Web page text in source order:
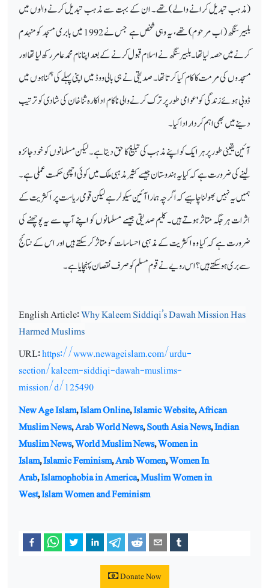
(مذہب تبدیل کرانے والے) تھے۔ ان کے بہت سے مذہب تبدیل کرنے والوں میں
بلبیر سنگھ (اب مرحوم) تھے، یہ وہی شخص ہے جس نے 1992 میں بابری مسجد کو منہدم
کرنے میں حصہ لیا تھا۔ بلبیر سنگھ نے اسلام قبول کرنے کے بعد اپنا نام محمد عامر رکھ لیا تھا اور
مسجدوں کی مرمت کا کام کیا کرتا تھا۔ صدیقی نے ہی بالی ووڈ میں اپنی پہلے کی 'گناہوں میں
ڈوبی ہوئے زندگی کو' عوامی طور پر ترک کرنے والی ناکام اداکارہ ثنا خان کی شادی کو ترتیب
دینے میں بھی اہم کردار ادا کیا۔
آئین یقینی طور پر ہر ایک کو اپنے مذہب کی تبلیغ کا حق دیتا ہے۔ لیکن مسلمانوں کو خود جائزہ
لینے کی ضرورت ہے کہ کیا یہ ہندوستان جیسے کثیر مذہبی ملک میں کوئی اچھی حکمت عملی ہے۔
ہمیں یہ نہیں بھولنا چاہیے کہ اگر چہ ہمارا آئین سیکولر ہے لیکن قومی ریاست پر اکثریت کے
اثرات ہر جگہ متاثر ہوتے ہیں۔ کلیم صدیقی جیسے مسلمانوں کو اپنے آپ سے یہ پوچھنے کی
ضرورت ہے کہ کیا وہ اکثریت کے مذہبی احساسات کو متاثر کر سکتے ہیں اور اس کے نتائج
سے بری ہو سکتے ہیں؟ اس رویے نے قوم مسلم کو صرف نقصان پہنچایا ہے۔
English Article:Why Kaleem Siddiqi’s Dawah Mission Has
Harmed Muslims
URL:https://www.newageislam.com/urdu-
section/kaleem-siddiqi-dawah-muslims-
mission/d/125490
New Age Islam,Islam Online,Islamic Website,African
Muslim News,Arab World News,South Asia News,Indian
Muslim News,World Muslim News,Women in
Islam,Islamic Feminism,Arab Women,Women In
Arab,Islamophobia in America,Muslim Women in
West,Islam Women and Feminism
Donate Now